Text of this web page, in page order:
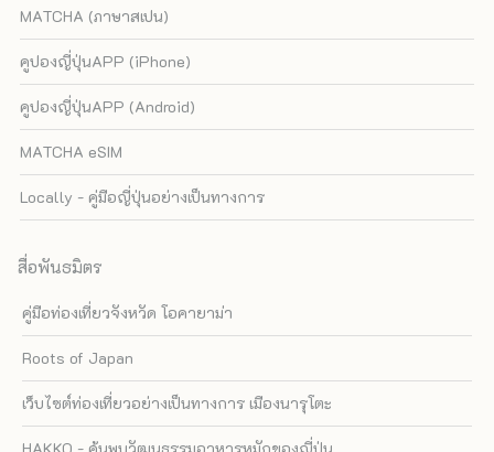
MATCHA (ภาษาสเปน)
คูปองญี่ปุ่นAPP (iPhone)
คูปองญี่ปุ่นAPP (Android)
MATCHA eSIM
Locally - คู่มือญี่ปุ่นอย่างเป็นทางการ
สื่อพันธมิตร
คู่มือท่องเที่ยวจังหวัด โอคายาม่า
Roots of Japan
เว็บไซต์ท่องเที่ยวอย่างเป็นทางการ เมืองนารุโตะ
HAKKO - ค้นพบวัฒนธรรมอาหารหมักของญี่ปุ่น